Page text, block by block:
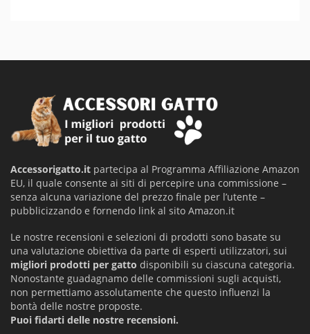
Accessorigatto.it partecipa al Programma Affiliazione Amazon
EU, il quale consente ai siti di percepire una commissione –
senza alcuna variazione del prezzo finale per l’utente –
pubblicizzando e fornendo link al sito Amazon.it
Le nostre recensioni e selezioni di prodotti sono basate su
una valutazione obiettiva da parte di esperti utilizzatori, sui
migliori prodotti per gatto disponibili su ciascuna categoria.
Nonostante guadagnamo delle commissioni sugli acquisti,
non permettiamo assolutamente che questo influenzi la
bontà delle nostre proposte.
Puoi fidarti delle nostre recensioni.